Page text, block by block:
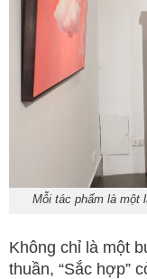
Mỗi tác phẩm là một
Không chỉ là một
thuần, “Sắc hợp”